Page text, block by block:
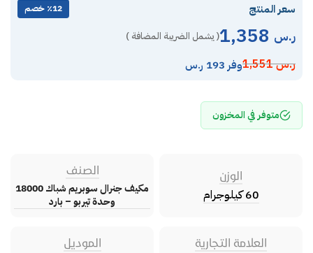
سعر المنتج ٪12 خصم
ر.س ( يشمل الضريبة المضافة )
ر.س1,551 وفر 193 ر.س
متوفر في المخزون
الوزن
60 كيلوجرام
الصنف
مكيف جنرال سوبريم شباك 18000
وحدة تيربو – بارد
العلامة التجارية الموديل